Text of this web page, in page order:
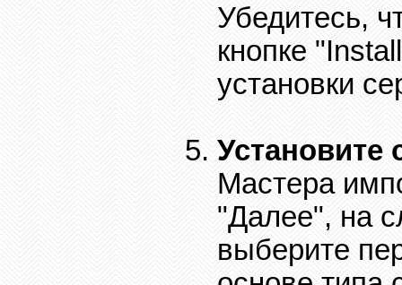
Убедитесь,
кнопке "
установки
Установите
Мастера
"Далее", на
выберите